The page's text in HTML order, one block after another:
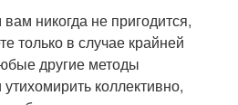
никогда не пригодится,
только в случае крайней
другие методы
коллективно,